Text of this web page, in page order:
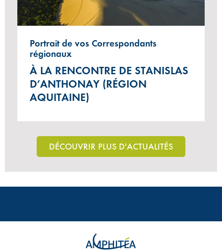
Portrait de vos Correspondants
régionaux
À LA RENCONTRE DE STANISLAS
D’ANTHONAY (RÉGION
AQUITAINE)
DÉCOUVRIR PLUS D'ACTUALITÉS